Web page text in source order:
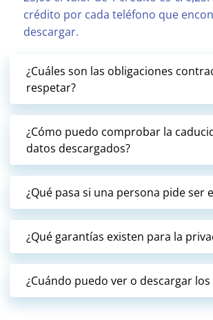
crédito por cada teléfono que
descargar.
¿Cuáles son las obligaciones
respetar?
¿Cómo puedo comprobar la
datos descargados?
¿Qué pasa si una persona pide ser
¿Qué garantías existen para la
¿Cuándo puedo ver o descargar los